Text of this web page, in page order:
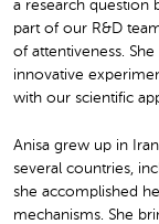
a research question
part of our R&D
of attentiveness.
innovative
with our scientific
Anisa grew up in
several countries,
she accomplished
mechanisms. She